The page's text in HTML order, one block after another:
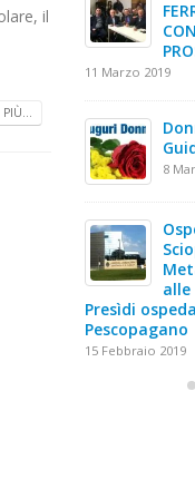
il
PIÙ...2020
11 Marzo 2019
8
Presìdi
Pescopagano
15 Febbraio 2019